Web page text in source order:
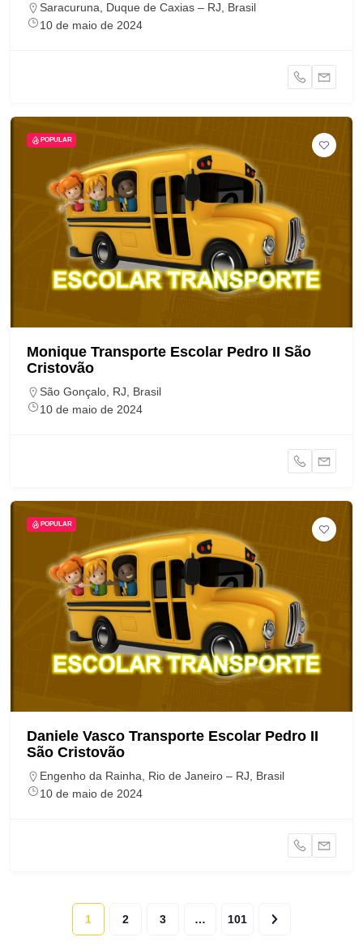
Saracuruna, Duque de Caxias – RJ, Brasil
10 de maio de 2024
POPULAR
Monique Transporte Escolar Pedro II São
Cristovão
São Gonçalo, RJ, Brasil
10 de maio de 2024
POPULAR
Daniele Vasco Transporte Escolar Pedro II
São Cristovão
Engenho da Rainha, Rio de Janeiro – RJ, Brasil
10 de maio de 2024
1 2 3 … 101